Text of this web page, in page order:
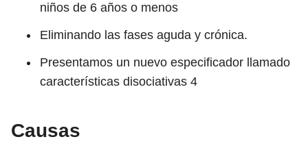
niños de 6 años o menos
Eliminando las fases aguda y crónica.
Presentamos un nuevo especificador llamado
características disociativas 4
Causas